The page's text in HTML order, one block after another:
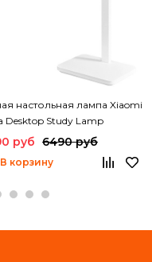
настольная лампа Xiaomi
Desktop Study Lamp
руб 6490 руб
В корзину